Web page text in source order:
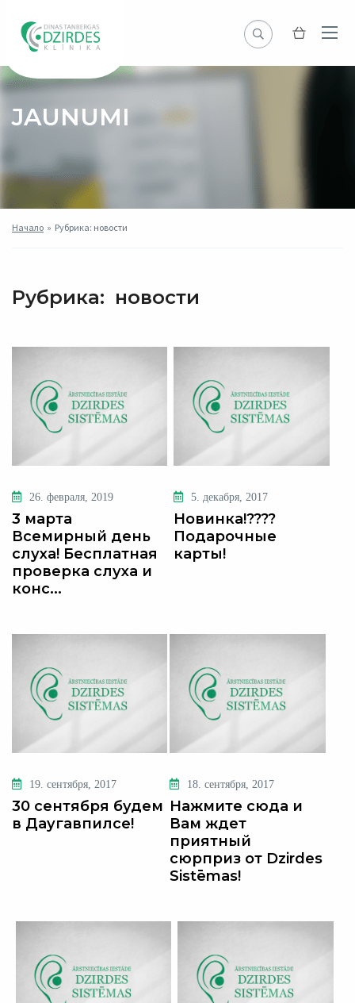
JAUNUMI
Начало » Рубрика: новости
Рубрика: новости
26. февраля, 2019
3 марта
Всемирный день
слуха! Бесплатная
проверка слуха и
конс...
5. декабря, 2017
Новинка!????
Подарочные
карты!
19. сентября, 2017
30 сентября будем
в Даугавпилсе!
18. сентября, 2017
Нажмите сюда и
Вам ждет
приятный
сюрприз от Dzirdes
Sistēmas!